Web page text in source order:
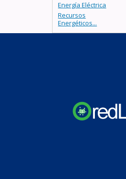
Energía Eléctrica
Recursos
Energéticos...